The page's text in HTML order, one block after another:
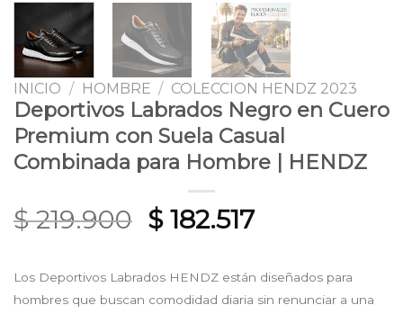
INICIO / HOMBRE / COLECCION HENDZ 2023
Deportivos Labrados Negro en Cuero
Premium con Suela Casual
Combinada para Hombre | HENDZ
$219.900 Original
was:
$ 219.900.
$182.517Current
is:
$ 182.517.
Los Deportivos Labrados HENDZ están diseñados para
hombres que buscan comodidad diaria sin renunciar a una